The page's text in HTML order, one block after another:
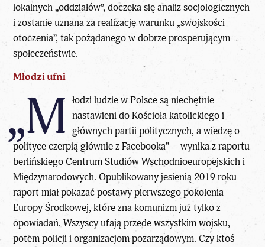
lokalnych „oddziałów”, doczeka się analiz socjologicznych
i zostanie uznana za realizację warunku „swojskości
otoczenia”, tak pożądanego w dobrze prosperującym
społeczeństwie.
Młodzi ufni
„M łodzi ludzie w Polsce są niechętnie
nastawieni do Kościoła katolickiego i
głównych partii politycznych, a wiedzę o
polityce czerpią głównie z Facebooka” – wynika z raportu
berlińskiego Centrum Studiów Wschodnioeuropejskich i
Międzynarodowych. Opublikowany jesienią 2019 roku
raport miał pokazać postawy pierwszego pokolenia
Europy Środkowej, które zna komunizm już tylko z
opowiadań. Wszyscy ufają przede wszystkim wojsku,
potem policji i organizacjom pozarządowym. Czy ktoś